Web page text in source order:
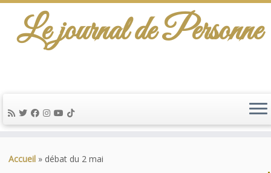
au
Le journal de Personne
Accueil » débat du 2 mai